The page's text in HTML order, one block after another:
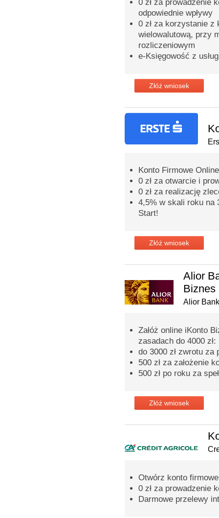
0 zł za prowadzenie
odpowiednie wpływy
0 zł za korzystanie
wielowalutową, przy
rozliczeniowym
e-Księgowość z
Złóż wniosek
Konto Firmowe Online
0 zł za otwarcie i
0 zł za realizację
4,5% w skali roku na
Start!
Złóż wniosek
Alior
Biznes
Alior Bank
Załóż online iKonto
zasadach do 4000 zł:
do 3000 zł zwrotu za
500 zł za założenie
500 zł po roku za
Złóż wniosek
Otwórz konto
0 zł za prowadzenie
Darmowe przelewy